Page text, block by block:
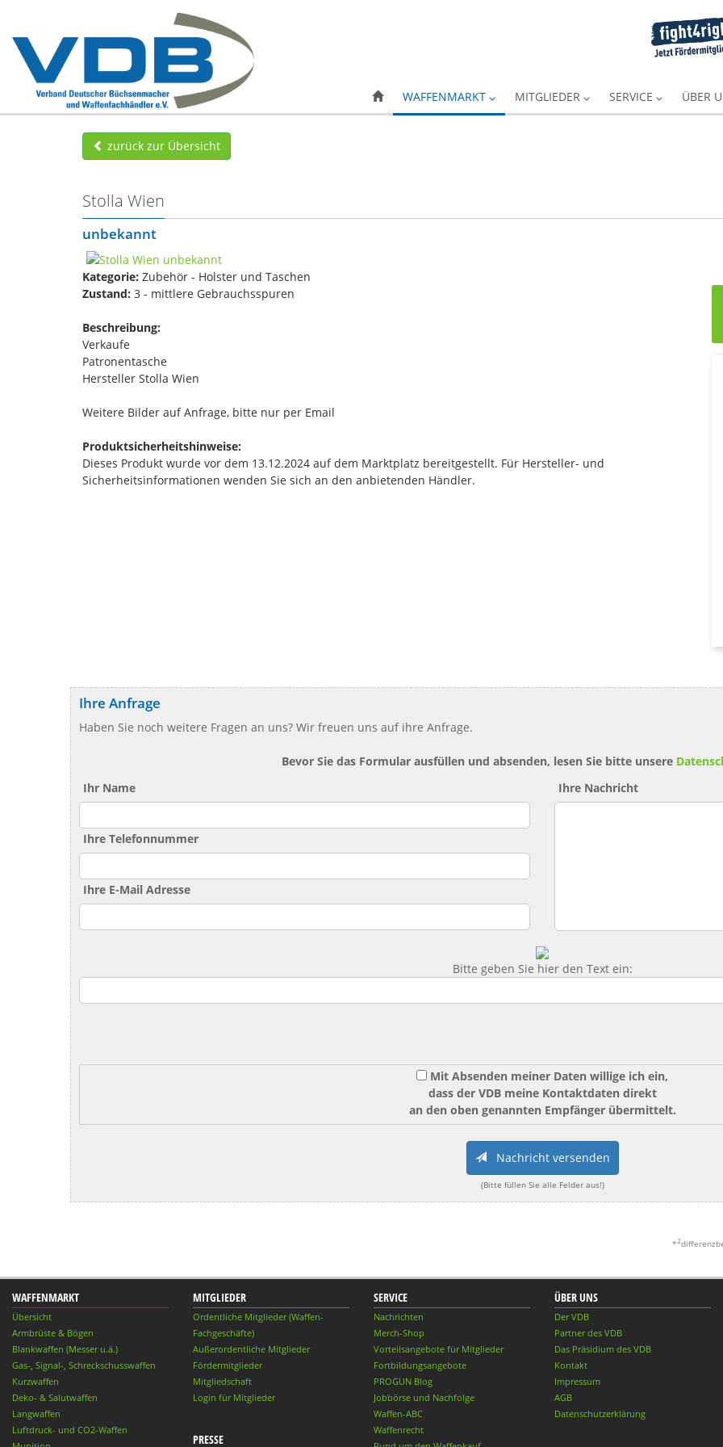
WAFFENMARKT MITGLIEDER SERVICE ÜBER
zurück zur Übersicht
Stolla Wien
unbekannt
Kategorie: Zubehör - Holster und Taschen
Zustand: 3 - mittlere Gebrauchsspuren
Beschreibung:
Verkaufe
Patronentasche
Hersteller Stolla Wien
Weitere Bilder auf Anfrage, bitte nur per Email
Produktsicherheitshinweise:
Dieses Produkt wurde vor dem 13.12.2024 auf dem Marktplatz bereitgestellt. Für Hersteller- und
Sicherheitsinformationen wenden Sie sich an den anbietenden Händler.
Ihre Anfrage
Haben Sie noch weitere Fragen an uns? Wir freuen uns auf ihre Anfrage.
Bevor Sie das Formular ausfüllen und absenden, lesen Sie bitte unsere
Ihr Name
Ihre Telefonnummer
Ihre E-Mail Adresse
Ihre Nachricht
Bitte geben Sie hier den Text ein:
Mit Absenden meiner Daten willige ich ein,
dass der VDB meine Kontaktdaten direkt
an den oben genannten Empfänger übermittelt.
Nachricht versenden
(Bitte füllen Sie alle Felder aus!)
*2
WAFFENMARKT
Übersicht
Armbrüste & Bögen
Blankwaffen (Messer u.ä.)
Gas-, Signal-, Schreckschusswaffen
Kurzwaffen
Deko- & Salutwaffen
Langwaffen
Luftdruck- und CO2-Waffen
MITGLIEDER
Ordentliche Mitglieder (Waffen-
Fachgeschäfte)
Außerordentliche Mitglieder
Fördermitglieder
Mitgliedschaft
Login für Mitglieder
PRESSE
SERVICE
Nachrichten
Merch-Shop
Vorteilsangebote für Mitglieder
Fortbildungsangebote
PROGUN Blog
Jobbörse und Nachfolge
Waffen-ABC
Waffenrecht
ÜBER UNS
Der VDB
Partner des VDB
Das Präsidium des VDB
Kontakt
Impressum
AGB
Datenschutzerklärung